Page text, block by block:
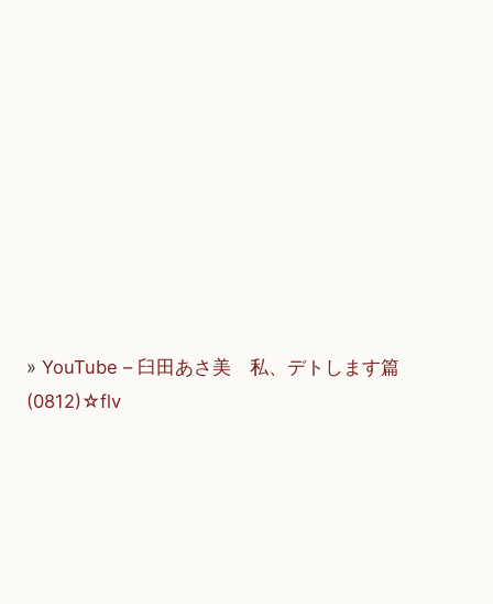
» YouTube – 臼田あさ美 私、デトします篇
(0812)☆flv